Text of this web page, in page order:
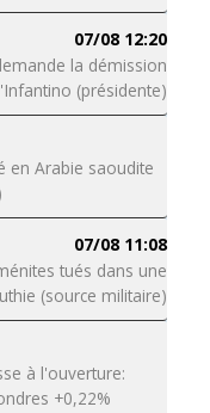
07/08 12:20
la démission
(présidente)
en Arabie saoudite
07/08 11:08
tués dans une
(source militaire)
à l'ouverture:
+0,22%